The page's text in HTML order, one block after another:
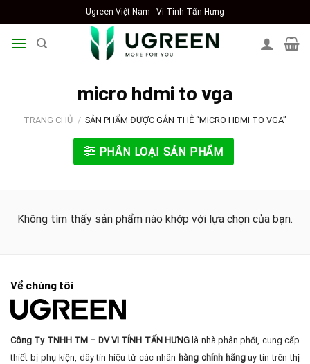
to
content
Ugreen Việt Nam - Vi Tính Tấn Hưng
micro hdmi to vga
TRANG CHỦ / SẢN PHẨM ĐƯỢC GẮN THẺ “MICRO HDMI TO VGA”
PHÂN LOẠI SẢN PHẨM
Không tìm thấy sản phẩm nào khớp với lựa chọn của bạn.
Về chúng tôi
Công Ty TNHH TM – DV VI TÍNH TẤN HƯNG là nhà phân phối, cung cấp
thiết bị phụ kiện, dây tín hiệu từ các nhãn hàng chính hãnguy tín trên thị